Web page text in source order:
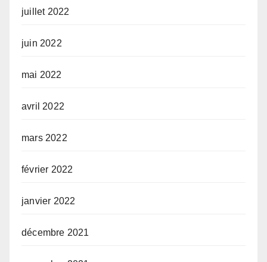
juillet 2022
juin 2022
mai 2022
avril 2022
mars 2022
février 2022
janvier 2022
décembre 2021